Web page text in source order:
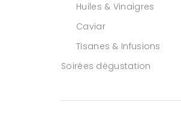
Huiles & Vinaigres
Caviar
Tisanes & Infusions
Soirées dégustation